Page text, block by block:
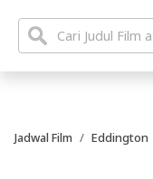
Jadwal Film Eddington